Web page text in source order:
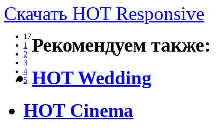
Скачать HOT Responsive
17
1
2
3
4
5
Рекомендуем также:
HOT Wedding
HOT Cinema